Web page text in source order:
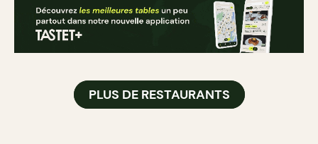
PLUS DE RESTAURANTS